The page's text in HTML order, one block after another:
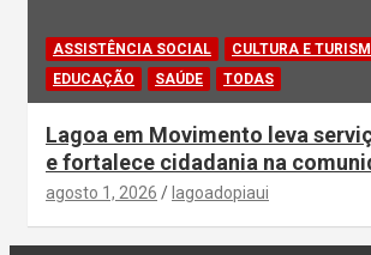
ASSISTÊNCIA SOCIAL
CULTURA E
EDUCAÇÃO
SAÚDE TODAS
Lagoa em Movimento leva
e fortalece cidadania na
agosto 1, 2026 lagoadopiaui